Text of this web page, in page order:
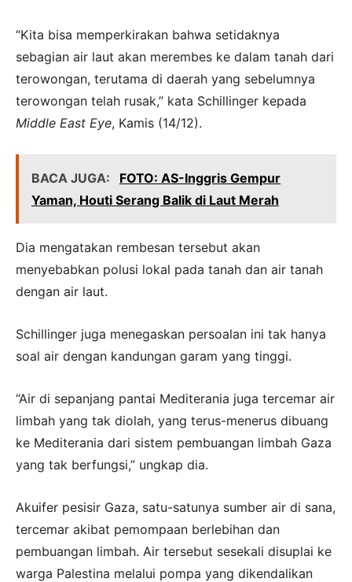
“Kita bisa memperkirakan bahwa setidaknya
sebagian air laut akan merembes ke dalam tanah dari
terowongan, terutama di daerah yang sebelumnya
terowongan telah rusak,” kata Schillinger kepada
Middle East Eye, Kamis (14/12).
BACA JUGA:
FOTO: AS-Inggris Gempur
Yaman, Houti Serang Balik di Laut Merah
Dia mengatakan rembesan tersebut akan
menyebabkan polusi lokal pada tanah dan air tanah
dengan air laut.
Schillinger juga menegaskan persoalan ini tak hanya
soal air dengan kandungan garam yang tinggi.
“Air di sepanjang pantai Mediterania juga tercemar air
limbah yang tak diolah, yang terus-menerus dibuang
ke Mediterania dari sistem pembuangan limbah Gaza
yang tak berfungsi,” ungkap dia.
Akuifer pesisir Gaza, satu-satunya sumber air di sana,
tercemar akibat pemompaan berlebihan dan
pembuangan limbah. Air tersebut sesekali disuplai ke
warga Palestina melalui pompa yang dikendalikan